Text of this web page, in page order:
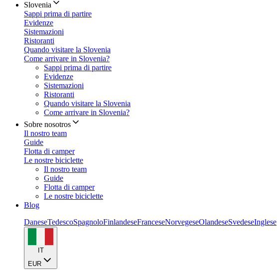
Slovenia
Sappi prima di partire
Evidenze
Sistemazioni
Ristoranti
Quando visitare la Slovenia
Come arrivare in Slovenia?
Sappi prima di partire
Evidenze
Sistemazioni
Ristoranti
Quando visitare la Slovenia
Come arrivare in Slovenia?
Sobre nosotros
Il nostro team
Guide
Flotta di camper
Le nostre biciclette
Il nostro team
Guide
Flotta di camper
Le nostre biciclette
Blog
DaneseTedescoSpagnoloFinlandeseFranceseNorvegeseOlandeseSvedeseInglese
IT
EUR